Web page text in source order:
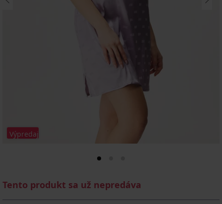
Výpredaj
Tento produkt sa už nepredáva